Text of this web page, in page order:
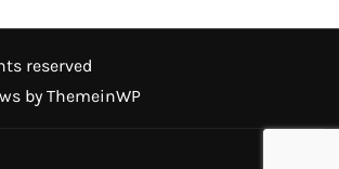
reserved
by ThemeinWP